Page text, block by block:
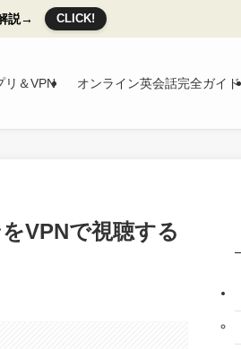
説→ CLICK!
リ＆VPN オンライン英会話完全ガイド
VPNで視聴する